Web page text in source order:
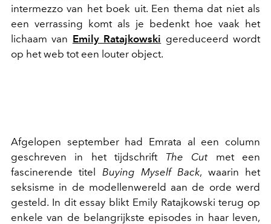
intermezzo van het boek uit. Een thema dat niet als
een verrassing komt als je bedenkt hoe vaak het
lichaam van Emily Ratajkowski gereduceerd wordt
op het web tot een louter object.
Afgelopen september had Emrata al een column
geschreven in het tijdschrift The Cut met een
fascinerende titel Buying Myself Back, waarin het
seksisme in de modellenwereld aan de orde werd
gesteld. In dit essay blikt Emily Ratajkowski terug op
enkele van de belangrijkste episodes in haar leven,